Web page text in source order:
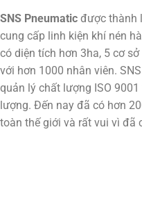
SNS Pneumatic được thành
cung cấp linh kiện khí nén
có diện tích hơn 3ha, 5 cơ
với hơn 1000 nhân viên.
quản lý chất lượng ISO
lượng. Đến nay đã có hơn
toàn thế giới và rất vui vì đã